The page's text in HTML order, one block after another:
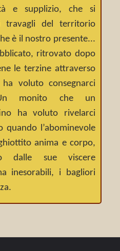
e supplizio, che si
travagli del territorio
è il nostro presente...
ritrovato dopo
le terzine attraverso
voluto consegnarci
monito che un
ha voluto rivelarci
l’abominevole
anima e corpo,
dalle sue viscere
inesorabili, i bagliori